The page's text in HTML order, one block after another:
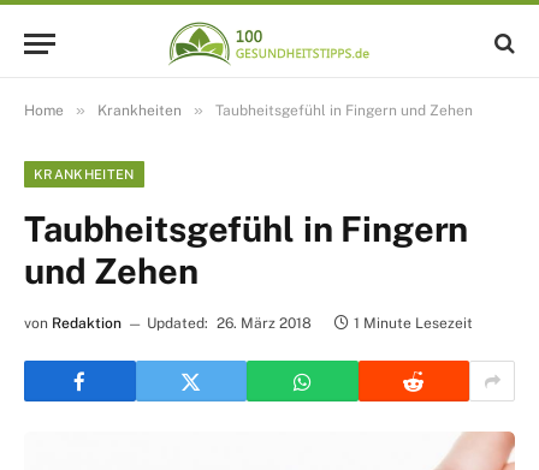
Home » Krankheiten » Taubheitsgefühl in Fingern und Zehen
KRANKHEITEN
Taubheitsgefühl in Fingern
und Zehen
von Redaktion Updated: 26. März 2018 1 Minute Lesezeit